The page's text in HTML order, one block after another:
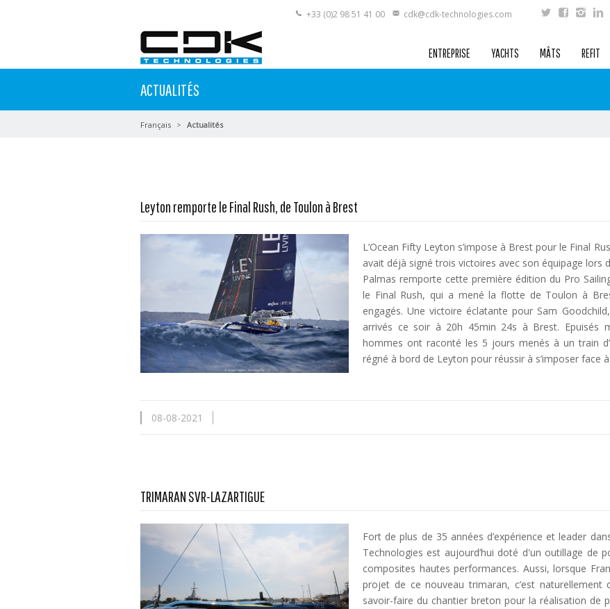
+33 (0)2 98 51 41 00 cdk@cdk-technologies.com
ENTREPRISE YACHTS MÂTS REFIT
ACTUALITÉS
Français Actualités
Leyton remporte le Final Rush, de Toulon à Brest
En savoir plus...
L’Ocean Fifty Leyton s’impose à Brest pour le Final
avait déjà signé trois victoires avec son équipage lors
Palmas remporte cette première édition du Pro
le Final Rush, qui a mené la flotte de Toulon à
engagés. Une victoire éclatante pour Sam
arrivés ce soir à 20h 45min 24s à Brest. Epuisés
hommes ont raconté les 5 jours menés à un train
régné à bord de Leyton pour réussir à s’imposer face
08-08-2021
TRIMARAN SVR-LAZARTIGUE
En savoir plus...
Fort de plus de 35 années d’expérience et leader
Technologies est aujourd’hui doté d'un outillage de
composites hautes performances. Aussi, lorsque
projet de ce nouveau trimaran, c’est naturellement
savoir-faire du chantier breton pour la réalisation de